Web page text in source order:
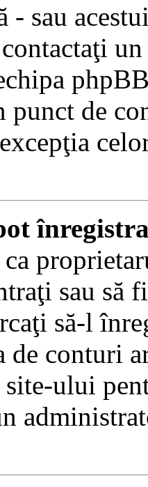
- sau
punct de
sau să
să-l
de conturi
ului